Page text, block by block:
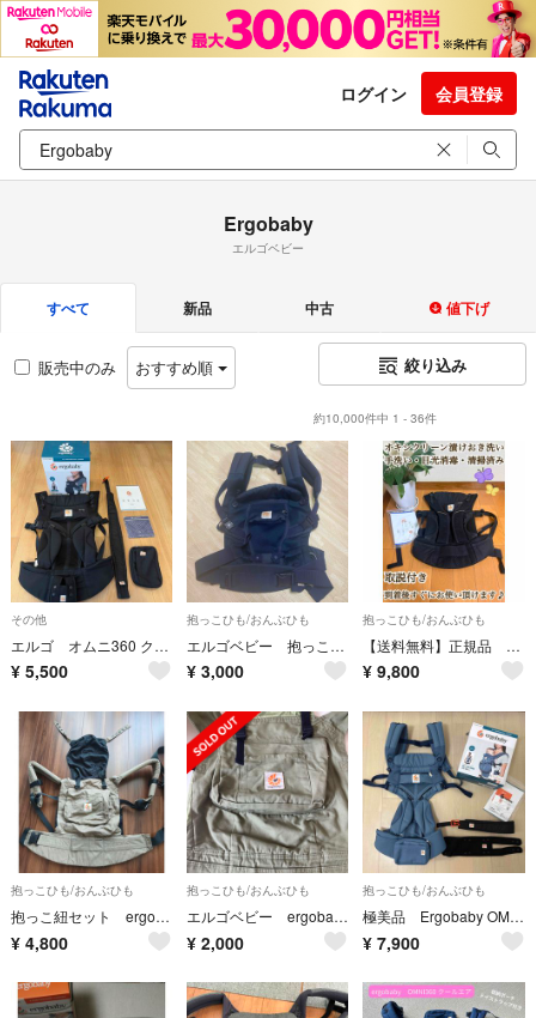
ログイン 会員登録
Ergobaby
エルゴベビー
すべて 新品 中古 値下げ
販売中のみ おすすめ順 絞り込み
約10,000件中 1 - 36件
その他
エルゴ オムニ360 クールエアーメッシュ ブラック
¥ 5,500
抱っこひも/おんぶひも
エルゴベビー 抱っこ紐 2019年購入
¥ 3,000
抱っこひも/おんぶひも
【送料無料】正規品 エルゴベビー オムニブリーズ 抱っこ紐 メッシュ
¥ 9,800
抱っこひも/おんぶひも
抱っこ紐セット ergo、Aprica
¥ 4,800
抱っこひも/おんぶひも
エルゴベビー ergobaby カーキ 抱っこ紐
¥ 2,000
抱っこひも/おんぶひも
極美品 Ergobaby OMNI 360 メッシュ 抱っこ紐
¥ 7,900